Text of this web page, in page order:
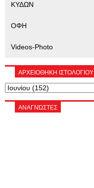
ΚΥΔΩΝ
ΟΦΗ
Videos-Photo
ΑΡΧΕΙΟΘΗΚΗ ΙΣΤΟΛΟΓΙΟΥ
ΑΝΑΓΝΏΣΤΕΣ